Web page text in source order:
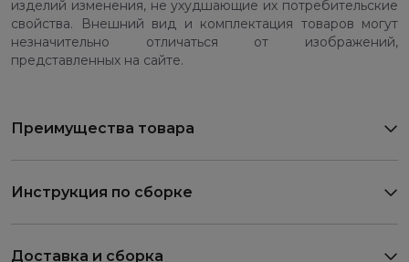
изделий изменения, не ухудшающие их потребительские
свойства. Внешний вид и комплектация товаров могут
незначительно отличаться от изображений,
представленных на сайте.
Преимущества товара
Инструкция по сборке
Доставка и сборка